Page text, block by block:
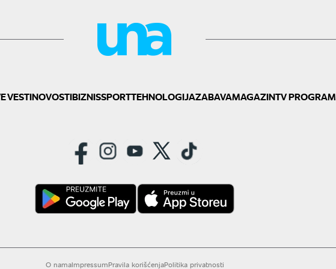
VESTINOVOSTIBIZNISSPORTTEHNOLOGIJAZABAVAMAGAZINTV PROGRAM
O namaImpressumPravila korišćenjaPolitika privatnosti